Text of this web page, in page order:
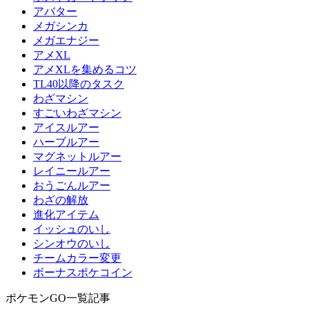
アバター
メガシンカ
メガエナジー
アメXL
アメXLを集めるコツ
TL40以降のタスク
わざマシン
すごいわざマシン
アイスルアー
ハーブルアー
マグネットルアー
レイニールアー
おうごんルアー
わざの解放
進化アイテム
イッシュのいし
シンオウのいし
チームカラー変更
ボーナスポケコイン
ポケモンGO一覧記事